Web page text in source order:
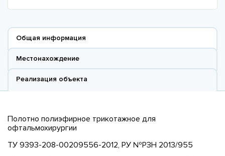
Общая информация
Местонахождение
Реализация объекта
Полотно полиэфирное трикотажное для
офтальмохирургии
ТУ 9393-208-00209556-2012, РУ №РЗН 2013/955